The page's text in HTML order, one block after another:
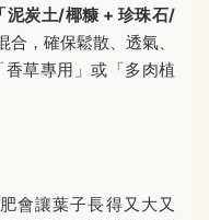
「泥炭土/椰糠 + 珍珠石/
合，確保鬆散、透氣、
草專用」或「多肉植
會讓葉子長得又大又